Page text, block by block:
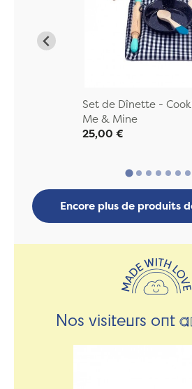
Set de Dînette -
Me & Mine
25,00 €
Encore plus de produits
Nos visiteurs ont